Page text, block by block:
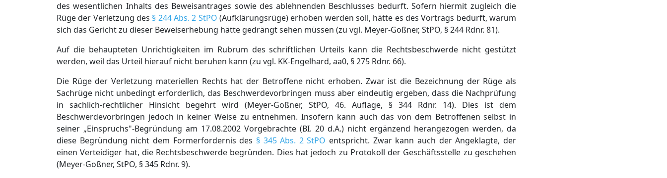
des wesentlichen Inhalts des Beweisantrages sowie des ablehnenden Beschlusses bedurft. Sofern hiermit zugleich die
Rüge der Verletzung des § 244 Abs. 2 StPO (Aufklärungsrüge) erhoben werden soll, hätte es des Vortrags bedurft, warum
sich das Gericht zu dieser Beweiserhebung hätte gedrängt sehen müssen (zu vgl. Meyer-Goßner, StPO, § 244 Rdnr. 81).
Auf die behaupteten Unrichtigkeiten im Rubrum des schriftlichen Urteils kann die Rechtsbeschwerde nicht gestützt
werden, weil das Urteil hierauf nicht beruhen kann (zu vgl. KK-Engelhard, aa0, § 275 Rdnr. 66).
Die Rüge der Verletzung materiellen Rechts hat der Betroffene nicht erhoben. Zwar ist die Bezeichnung der Rüge als
Sachrüge nicht unbedingt erforderlich, das Beschwerdevorbringen muss aber eindeutig ergeben, dass die Nachprüfung
in sachlich-rechtlicher Hinsicht begehrt wird (Meyer-Goßner, StPO, 46. Auflage, § 344 Rdnr. 14). Dies ist dem
Beschwerdevorbringen jedoch in keiner Weise zu entnehmen. Insofern kann auch das von dem Betroffenen selbst in
seiner „Einspruchs"-Begründung am 17.08.2002 Vorgebrachte (BI. 20 d.A.) nicht ergänzend herangezogen werden, da
diese Begründung nicht dem Formerfordernis des § 345 Abs. 2 StPO entspricht. Zwar kann auch der Angeklagte, der
einen Verteidiger hat, die Rechtsbeschwerde begründen. Dies hat jedoch zu Protokoll der Geschäftsstelle zu geschehen
(Meyer-Goßner, StPO, § 345 Rdnr. 9).